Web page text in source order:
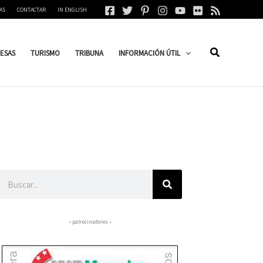
CONTACTAR IN ENGLISH
TURISMO TRIBUNA INFORMACIÓN ÚTIL
– patrocinadores –